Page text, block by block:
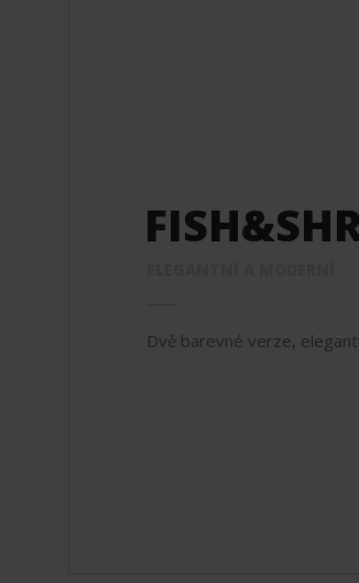
Dvě barevné verze,